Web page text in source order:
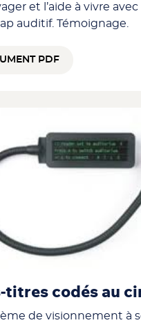
et l’aide à vivre
auditif. Témoignage.
PDF
titres codés au
de visionnement à